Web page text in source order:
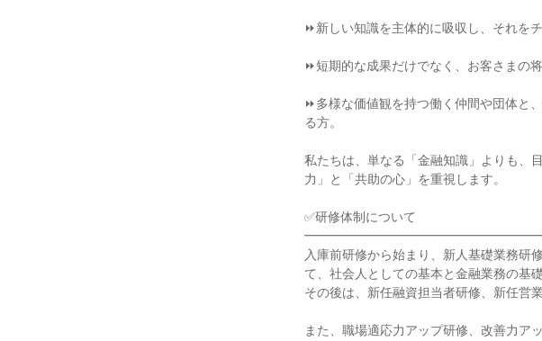
⏩新しい知識を主体的に吸収し、それを
⏩短期的な成果だけでなく、お客さまの
⏩多様な価値観を持つ働く仲間や団体と
る方。
私たちは、単なる「金融知識」よりも、
力」と「共助の心」を重視します。
✅研修体制について
入庫前研修から始まり、新人基礎業務研
て、社会人としての基本と金融業務の基
その後は、新任融資担当者研修、新任営
また、職場適応力アップ研修、改善力ア